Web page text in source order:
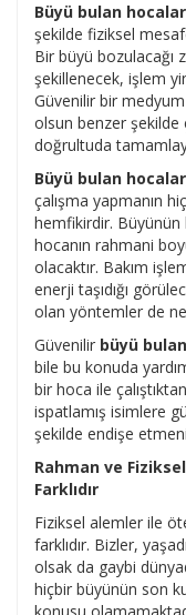
Büyü bulan hocalar
şekilde fiziksel
Bir büyü bozulacağı
şekillenecek, işlem
Güvenilir bir
olsun benzer şekilde
doğrultuda
Büyü bulan hocalar
çalışma yapmanın
hemfikirdir. Büyünün
hocanın rahmani
olacaktır. Bakım
enerji taşıdığı
olan yöntemler de
Güvenilir büyü
bile bu konuda
bir hoca ile
ispatlamış isimlere
şekilde endişe
Rahman ve
Farklıdır
Fiziksel alemler ile
farklıdır. Bizler,
olsak da gaybi
hiçbir büyünün son